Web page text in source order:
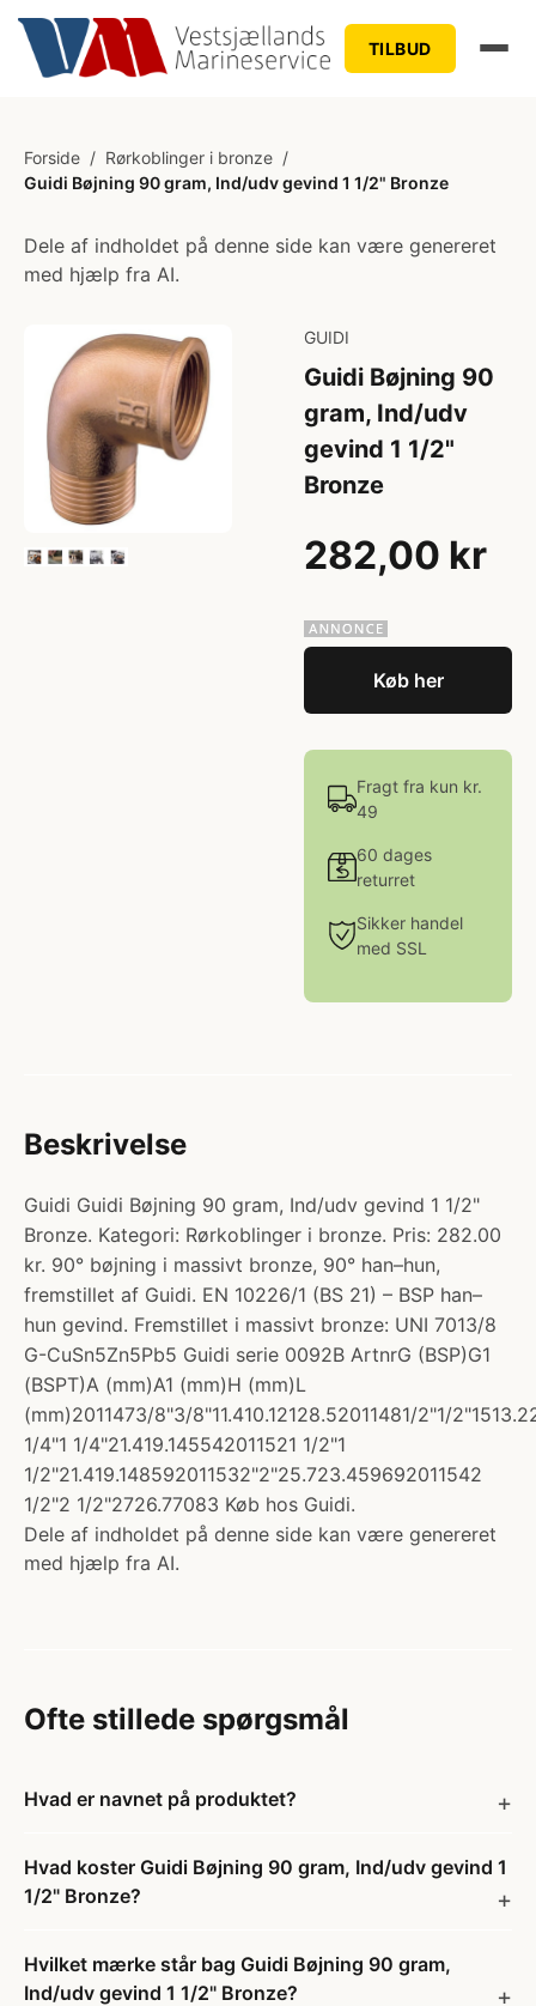
TILBUD
Forside / Rørkoblinger i bronze /
Guidi Bøjning 90 gram, Ind/udv gevind 1 1/2" Bronze
Dele af indholdet på denne side kan være genereret
med hjælp fra AI.
GUIDI
Guidi Bøjning 90
gram, Ind/udv
gevind 1 1/2"
Bronze
282,00 kr
Køb her
Fragt fra kun kr.
49
60 dages
returret
Sikker handel
med SSL
Beskrivelse
Guidi Guidi Bøjning 90 gram, Ind/udv gevind 1 1/2"
Bronze. Kategori: Rørkoblinger i bronze. Pris: 282.00
kr. 90° bøjning i massivt bronze, 90° han–hun,
fremstillet af Guidi. EN 10226/1 (BS 21) – BSP han–
hun gevind. Fremstillet i massivt bronze: UNI 7013/8
G-CuSn5Zn5Pb5 Guidi serie 0092B ArtnrG (BSP)G1
(BSPT)A (mm)A1 (mm)H (mm)L
(mm)2011473/8"3/8"11.410.12128.52011481/2"1/
1/4"1 1/4"21.419.145542011521 1/2"1
1/2"21.419.148592011532"2"25.723.459692011542
1/2"2 1/2"2726.77083 Køb hos Guidi.
Dele af indholdet på denne side kan være genereret
med hjælp fra AI.
Ofte stillede spørgsmål
Hvad er navnet på produktet?
Hvad koster Guidi Bøjning 90 gram, Ind/udv gevind 1
1/2" Bronze?
Hvilket mærke står bag Guidi Bøjning 90 gram,
Ind/udv gevind 1 1/2" Bronze?